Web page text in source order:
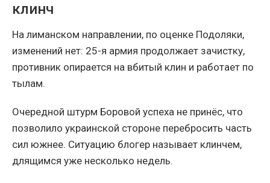
клинч
На лиманском направлении, по оценке Подоляки,
изменений нет: 25-я армия продолжает зачистку,
противник опирается на вбитый клин и работает по
тылам.
Очередной штурм Боровой успеха не принёс, что
позволило украинской стороне перебросить часть
сил южнее. Ситуацию блогер называет клинчем,
длящимся уже несколько недель.